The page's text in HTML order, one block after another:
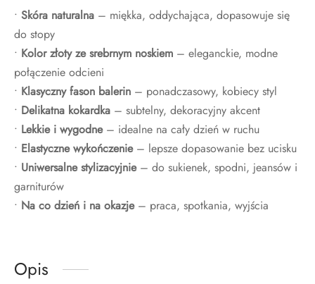
• Skóra naturalna – miękka, oddychająca, dopasowuje się
do stopy
• Kolor złoty ze srebrnym noskiem – eleganckie, modne
połączenie odcieni
• Klasyczny fason balerin – ponadczasowy, kobiecy styl
• Delikatna kokardka – subtelny, dekoracyjny akcent
• Lekkie i wygodne– idealne na cały dzień w ruchu
• Elastyczne wykończenie– lepsze dopasowanie bez ucisku
• Uniwersalne stylizacyjnie– do sukienek, spodni, jeansów i
garniturów
• Na co dzień i na okazje– praca, spotkania, wyjścia
Opis